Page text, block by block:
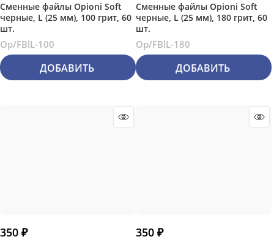
Сменные файлы Opioni Soft
черные, L (25 мм), 100 грит, 60
шт.
Op/FBlL-100
ДОБАВИТЬ
Сменные файлы Opioni Soft
черные, L (25 мм), 180 грит, 60
шт.
Op/FBlL-180
ДОБАВИТЬ
350 ₽ 350 ₽